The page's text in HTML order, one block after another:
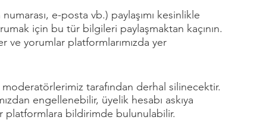
e-posta vb.) paylaşımı kesinlikle
için bu tür bilgileri paylaşmaktan kaçının.
ve yorumlar platformlarımızda yer
tarafından derhal silinecektir.
engellenebilir, üyelik hesabı askıya
platformlara bildirimde bulunulabilir.